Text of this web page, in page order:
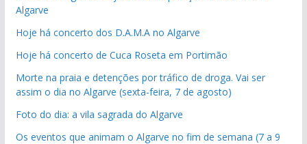
Algarve
Hoje há concerto dos D.A.M.A no Algarve
Hoje há concerto de Cuca Roseta em Portimão
Morte na praia e detenções por tráfico de droga. Vai ser
assim o dia no Algarve (sexta-feira, 7 de agosto)
Foto do dia: a vila sagrada do Algarve
Os eventos que animam o Algarve no fim de semana (7 a 9